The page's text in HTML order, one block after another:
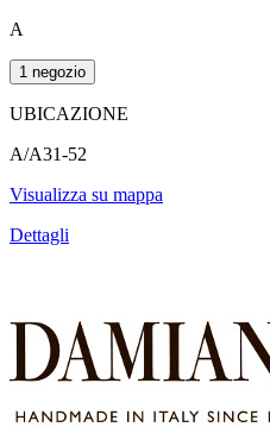
A
1 negozio
UBICAZIONE
A/A31-52
Visualizza su mappa
Dettagli